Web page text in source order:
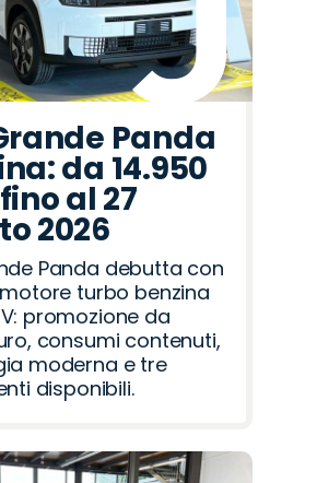
Panda
da 14.950
al 27
2026
Panda debutta con
turbo benzina
promozione da
consumi contenuti,
moderna e tre
disponibili.